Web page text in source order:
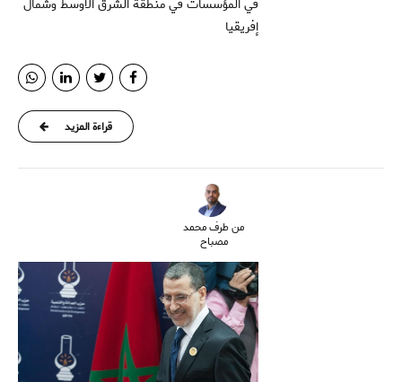
في المؤسسات في منطقة الشرق الأوسط وشمال
إفريقيا
قراءة المزيد
من طرف محمد
مصباح